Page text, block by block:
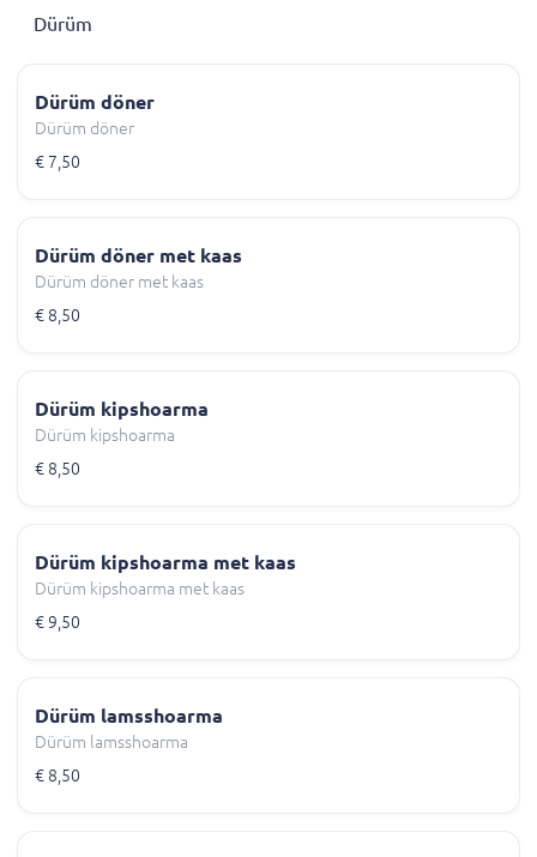
Dürüm
Dürüm döner
Dürüm döner
€ 7,50
Dürüm döner met kaas
Dürüm döner met kaas
€ 8,50
Dürüm kipshoarma
Dürüm kipshoarma
€ 8,50
Dürüm kipshoarma met kaas
Dürüm kipshoarma met kaas
€ 9,50
Dürüm lamsshoarma
Dürüm lamsshoarma
€ 8,50